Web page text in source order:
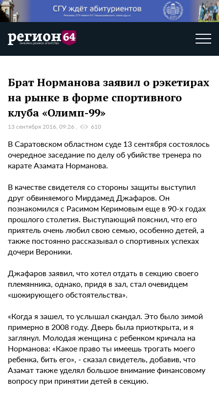
Брат Норманова заявил о рэкетирах
на рынке в форме спортивного
клуба «Олимп-99»
13 сентября 2016, 09:26 610
В Саратовском областном суде 13 сентября состоялось
очередное заседание по делу об убийстве тренера по
карате Азамата Норманова.
В качестве свидетеля со стороны защиты выступил
друг обвиняемого Мирдамед Джафаров. Он
познакомился с Расимом Керимовым еще в 90-х годах
прошлого столетия. Выступающий пояснил, что его
приятель очень любил свою семью, особенно детей, а
также постоянно рассказывал о спортивных успехах
дочери Вероники.
Джафаров заявил, что хотел отдать в секцию своего
племянника, однако, придя в зал, стал очевидцем
«шокирующего обстоятельства».
«Когда я зашел, то услышал скандал. Это было зимой
примерно в 2008 году. Дверь была приоткрыта, и я
заглянул. Молодая женщина с ребенком кричала на
Норманова: «Какое право ты имеешь трогать моего
ребенка, бить его», - сказал свидетель, добавив, что
Азамат также уделял большое внимание финансовому
вопросу при принятии детей в секцию.